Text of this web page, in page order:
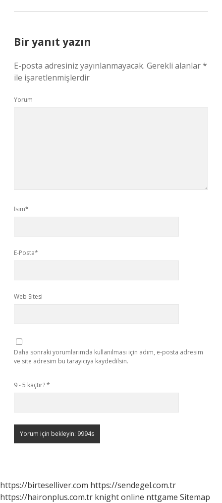
Bir yanıt yazın
E-posta adresiniz yayınlanmayacak. Gerekli alanlar*
ile işaretlenmişlerdir
Yorum
İsim*
E-Posta*
Web Sitesi
Daha sonraki yorumlarımda kullanılması için adım, e-posta adresim
ve site adresim bu tarayıcıya kaydedilsin.
9 - 5 kaçtır?*
https://birteselliver.com https://sendegel.com.tr
https://haironplus.com.tr knight online nttgame Sitemap